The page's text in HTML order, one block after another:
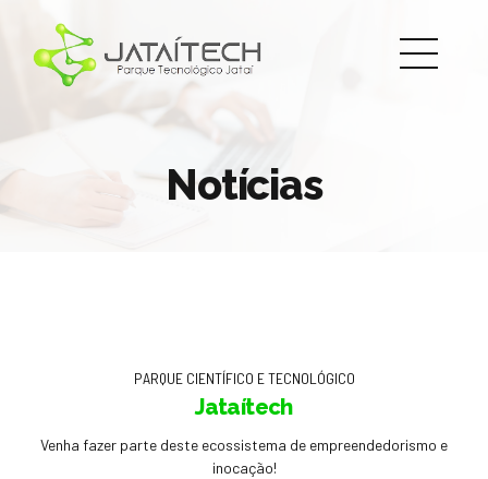
Notícias
PARQUE CIENTÍFICO E TECNOLÓGICO
Jataítech
Venha fazer parte deste ecossistema de empreendedorismo e
inocação!